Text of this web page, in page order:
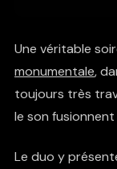
Une véritable
monumentale,
toujours très
le son
Le duo y